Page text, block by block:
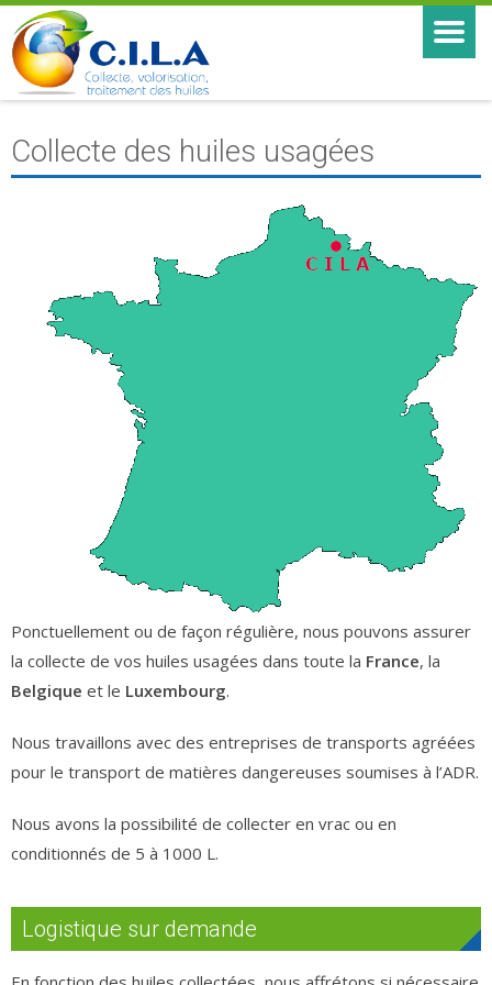
Collecte des huiles usagées
Ponctuellement ou de façon régulière, nous pouvons assurer
la collecte de vos huiles usagées dans toute la France, la
Belgique et le Luxembourg.
Nous travaillons avec des entreprises de transports agréées
pour le transport de matières dangereuses soumises à l’ADR.
Nous avons la possibilité de collecter en vrac ou en
conditionnés de 5 à 1000 L.
Logistique sur demande